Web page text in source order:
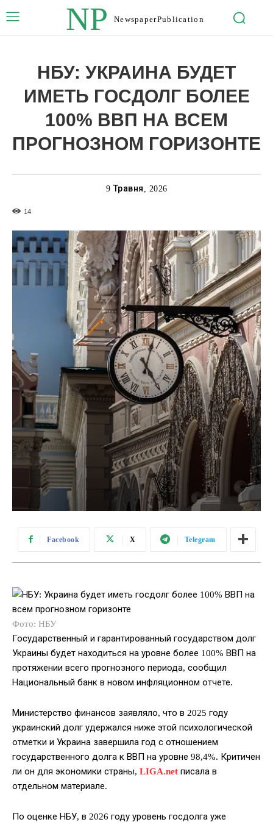
NP NewspaperPublication
НБУ: УКРАИНА БУДЕТ
ИМЕТЬ ГОСДОЛГ БОЛЕЕ
100% ВВП НА ВСЕМ
ПРОГНОЗНОМ ГОРИЗОНТЕ
9 Травня, 2026
14
Facebook X Telegram
Фото: НБУ
Государственный и гарантированный государством долг
Украины будет находиться на уровне более 100% ВВП на
протяжении всего прогнозного периода, сообщил
Национальный банк в новом инфляционном отчете.
Министерство финансов заявляло, что в 2025 году
украинский долг удержался ниже этой психологической
отметки и Украина завершила год с отношением
государственного долга к ВВП на уровне 98,4%. Критичен
ли он для экономики страны, LIGA.net писала в
отдельном материале.
По оценке НБУ, в 2026 году уровень госдолга уже